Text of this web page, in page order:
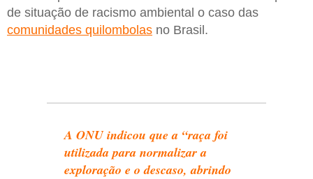
de situação de racismo ambiental o caso das
comunidades quilombolas no Brasil.
A ONU indicou que a “raça foi
utilizada para normalizar a
exploração e o descaso, abrindo